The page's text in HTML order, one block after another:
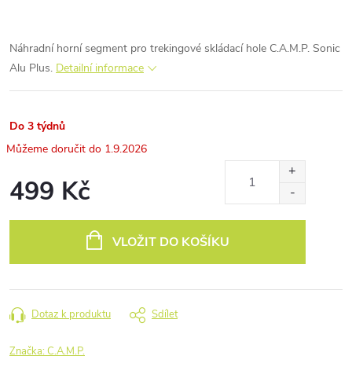
Náhradní horní segment pro trekingové skládací hole C.A.M.P. Sonic
Alu Plus. Detailní informace
Do 3 týdnů
1.9.2026
499 Kč
VLOŽIT DO KOŠÍKU
Dotaz k produktu Sdílet
Značka:C.A.M.P.